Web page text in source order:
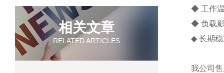
相关文章
RELATED ARTICLES
◆ 工作
◆ 负载
◆ 长期
我公司